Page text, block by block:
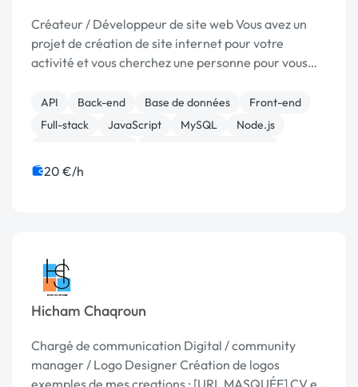
Créateur / Développeur de site web Vous avez un
projet de création de site internet pour votre
activité et vous cherchez une personne pour vous
êtes au bon endroit 😊 Moi, c’est Nicolas,...
API Back-end Base de données
Front-end
Full-stack
JavaScript MySQL
Node.js
20 €/h
Hicham Chaqroun
Chargé de communication Digital / community
manager / Logo Designer Création de logos